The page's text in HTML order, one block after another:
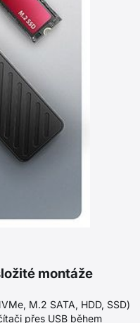
montáže
M.2 SATA, HDD, SSD)
přes USB během